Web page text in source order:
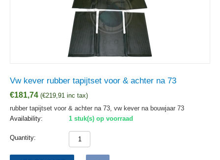
Vw kever rubber tapijtset voor & achter na 73
€181,74 (€219,91 inc tax)
rubber tapijtset voor & achter na 73, vw kever na bouwjaar 73
Availability:
1 stuk(s) op voorraad
Quantity: